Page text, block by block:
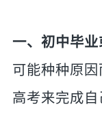
一、初中毕
可能种种原
高考来完成